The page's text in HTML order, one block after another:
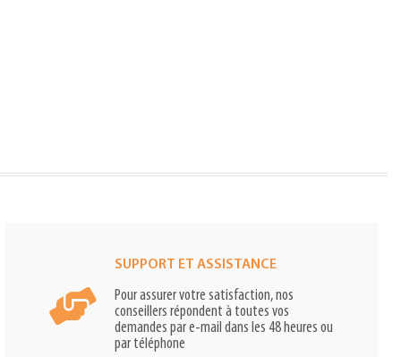
SUPPORT ET ASSISTANCE
Pour assurer votre satisfaction, nos
conseillers répondent à toutes vos
demandes par e-mail dans les 48 heures ou
par téléphone